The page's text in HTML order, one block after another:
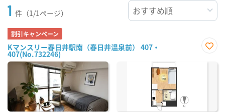
1 件（1/1ページ）
割引キャンペーン
Kマンスリー春日井駅南（春日井温泉前） 407・
407(No.732246)
に入